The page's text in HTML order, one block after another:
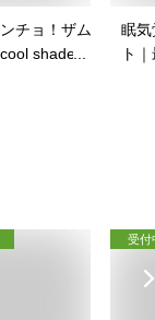
チョ！ザム
shader
眠気
ト
受付